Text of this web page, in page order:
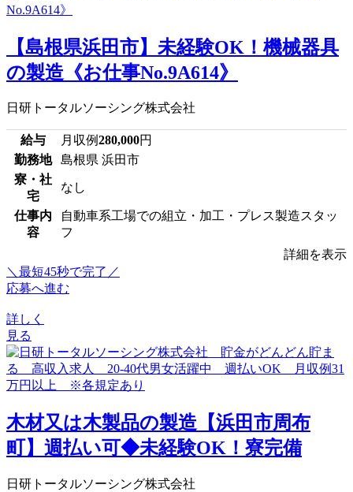
【島根県浜田市】未経験OK！機械器具
の製造《お仕事No.9A614》
日研トータルソーシング株式会社
給与 月収例280,000円
勤務地
島根県 浜田市
寮・社
宅
なし
仕事内
容
自動車系工場での組立・加工・プレス製造スタッ
フ
詳細を表示
＼最短45秒で完了／
応募へ進む
詳しく
見る
木材又は木製品の製造【浜田市周布
町】週払い可◆未経験OK！寮完備
日研トータルソーシング株式会社